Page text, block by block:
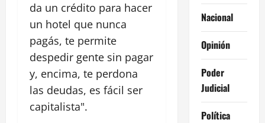
da un crédito para hacer
un hotel que nunca
pagás, te permite
despedir gente sin pagar
y, encima, te perdona
las deudas, es fácil ser
capitalista".
Nacional
Opinión
Poder
Judicial
Política